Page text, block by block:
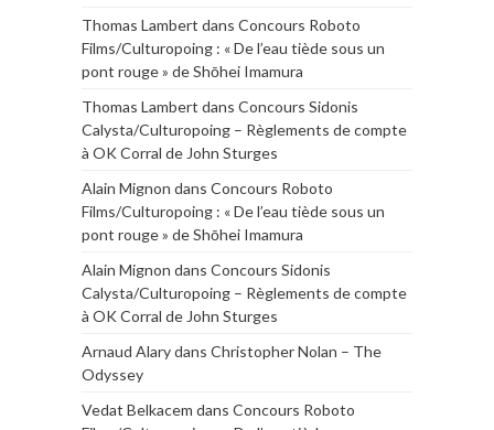
Thomas Lambert dans Concours Roboto
Films/Culturopoing : « De l’eau tiède sous un
pont rouge » de Shōhei Imamura
Thomas Lambert dans Concours Sidonis
Calysta/Culturopoing – Règlements de compte
à OK Corral de John Sturges
Alain Mignon dans Concours Roboto
Films/Culturopoing : « De l’eau tiède sous un
pont rouge » de Shōhei Imamura
Alain Mignon dans Concours Sidonis
Calysta/Culturopoing – Règlements de compte
à OK Corral de John Sturges
Arnaud Alarydans Christopher Nolan – The
Odyssey
Vedat Belkacem dans Concours Roboto